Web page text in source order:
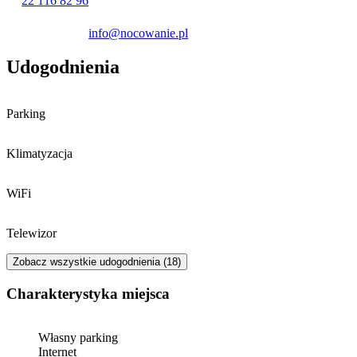
info@nocowanie.pl
Udogodnienia
Parking
Klimatyzacja
WiFi
Telewizor
Zobacz wszystkie udogodnienia (18)
Charakterystyka miejsca
Własny parking
Internet